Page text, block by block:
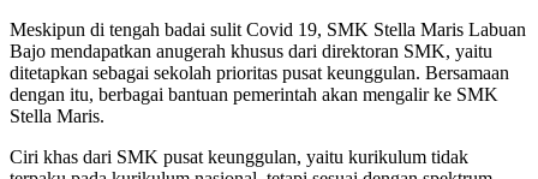
Meskipun di tengah badai sulit Covid 19, SMK Stella Maris Labuan
Bajo mendapatkan anugerah khusus dari direktoran SMK, yaitu
ditetapkan sebagai sekolah prioritas pusat keunggulan. Bersamaan
dengan itu, berbagai bantuan pemerintah akan mengalir ke SMK
Stella Maris.
Ciri khas dari SMK pusat keunggulan, yaitu kurikulum tidak